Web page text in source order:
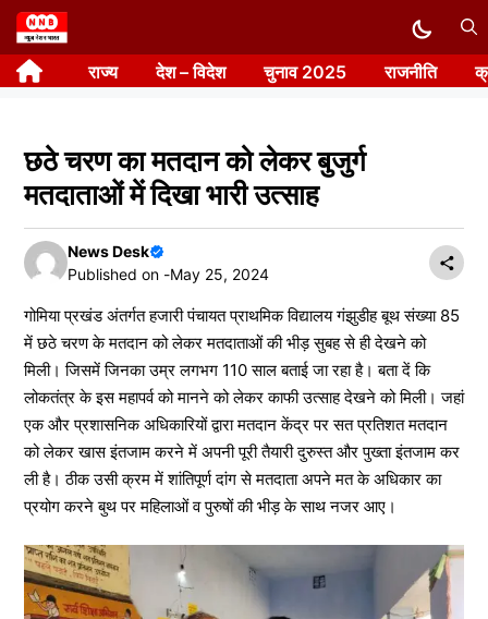
Skip
to
content राज्य देश – विदेश चुनाव 2025 राजनीति
छठे चरण का मतदान को लेकर बुजुर्ग
मतदाताओं में दिखा भारी उत्साह
News Desk
Published on -May 25, 2024
गोमिया प्रखंड अंतर्गत हजारी पंचायत प्राथमिक विद्यालय गंझुडीह बूथ संख्या 85
में छठे चरण के मतदान को लेकर मतदाताओं की भीड़ सुबह से ही देखने को
मिली। जिसमें जिनका उम्र लगभग 110 साल बताई जा रहा है। बता दें कि
लोकतंत्र के इस महापर्व को मानने को लेकर काफी उत्साह देखने को मिली। जहां
एक और प्रशासनिक अधिकारियों द्वारा मतदान केंद्र पर सत प्रतिशत मतदान
को लेकर खास इंतजाम करने में अपनी पूरी तैयारी दुरुस्त और पुख्ता इंतजाम कर
ली है। ठीक उसी क्रम में शांतिपूर्ण दांग से मतदाता अपने मत के अधिकार का
प्रयोग करने बुथ पर महिलाओं व पुरुषों की भीड़ के साथ नजर आए।